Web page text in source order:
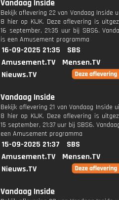
Vandaag Inside
Bekijk aflevering 22 van Vandaag Inside
8 hier op KIJK. Deze aflevering is
16 september, 21:35 uur bij SBS6.
is een Amusement programma
16-09-2025 21:35
SBS
Amusement.TV
Mensen.TV
Nieuws.TV
Vandaag Inside
Bekijk aflevering 21 van Vandaag Inside
8 hier op KIJK. Deze aflevering is
15 september, 21:37 uur bij SBS6.
een Amusement programma
15-09-2025 21:37
SBS
Amusement.TV
Mensen.TV
Nieuws.TV
Vandaag Inside